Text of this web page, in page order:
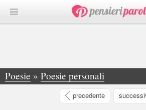
Poesie » Poesie personali
»Nubi - Nubili nubi che mai sposate il vento che vi... -
precedente